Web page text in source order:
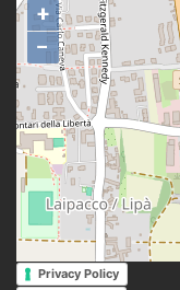
+
−
Privacy Policy